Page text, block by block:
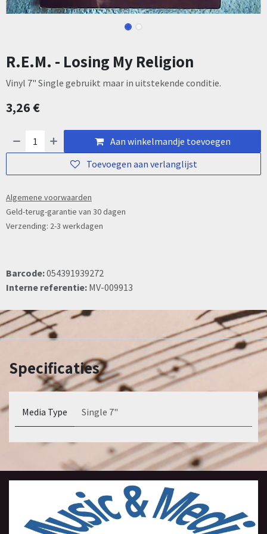
R.E.M. - Losing My Religion
Vinyl 7" Single gebruikt maar in uitstekende conditie.
3,26€
Aan winkelmandje toevoegen
Toevoegen aan verlanglijst
Algemene voorwaarden
Geld-terug-garantie van 30 dagen
Verzending: 2-3 werkdagen
Barcode:054391939272
Interne referentie: MV-009913
Specificaties
Media Type Single 7"